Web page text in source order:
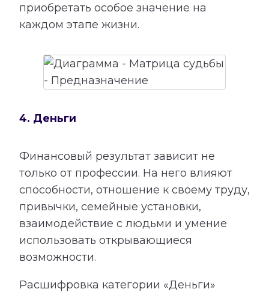
приобретать особое значение на
каждом этапе жизни.
4. Деньги
Финансовый результат зависит не
только от профессии. На него влияют
способности, отношение к своему труду,
привычки, семейные установки,
взаимодействие с людьми и умение
использовать открывающиеся
возможности.
Расшифровка категории «Деньги»